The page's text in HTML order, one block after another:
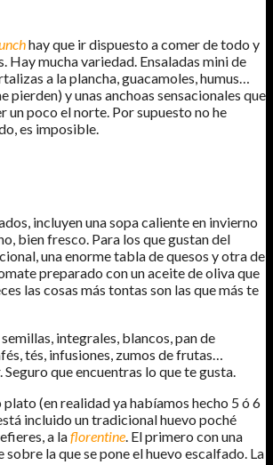
hay que ir dispuesto a comer de todo y
Hay mucha variedad. Ensaladas mini de
a la plancha, guacamoles, humus…
pierden) y unas anchoas sensacionales que
un poco el norte. Por supuesto no he
es imposible.
incluyen una sopa caliente en invierno
bien fresco. Para los que gustan del
una enorme tabla de quesos y otra de
preparado con un aceite de oliva que
las cosas más tontas son las que más te
integrales, blancos, pan de
tés, infusiones, zumos de frutas…
que encuentras lo que te gusta.
(en realidad ya habíamos hecho 5 ó 6
incluido un tradicional huevo poché
a laflorentine. El primero con una
sobre la que se pone el huevo escalfado. La